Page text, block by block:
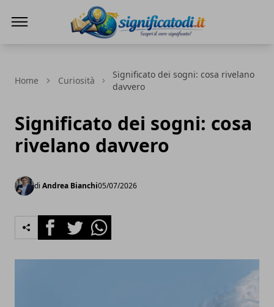
Home Curiosità
Significato dei sogni: cosa rivelano
davvero
Significato dei sogni: cosa
rivelano davvero
di Andrea Bianchi05/07/2026
FacebookTwitterWhatsapp